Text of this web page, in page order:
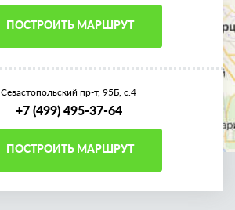
ПОСТРОИТЬ МАРШРУТ
Севастопольский пр-т, 95Б, с.4
+7 (499) 495-37-64
ПОСТРОИТЬ МАРШРУТ